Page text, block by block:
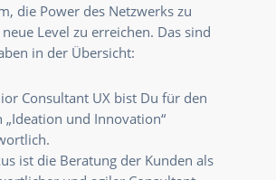
die Power des Netzwerks zu
Level zu erreichen. Das sind
in der Übersicht:
Consultant UX bist Du für den
„Ideation und Innovation“
ist die Beratung der Kunden als